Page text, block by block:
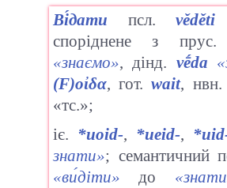
Ві́дати псл.věděti
споріднене з прус.
«знаємо», дінд. vḗda
(F)oἰδα, гот.wait,
«тс.»;
іє. *uoid-, *ueid-,
знати»; семантичний
«ви́діти» до